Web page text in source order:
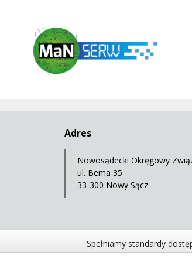
Adres
Nowosądecki Okręgowy
ul. Bema 35
33-300 Nowy Sącz
Spełniamy standardy